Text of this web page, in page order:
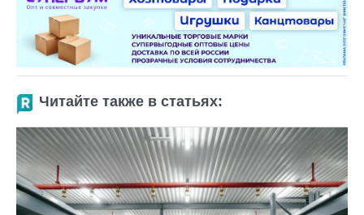
Читайте также в статьях: